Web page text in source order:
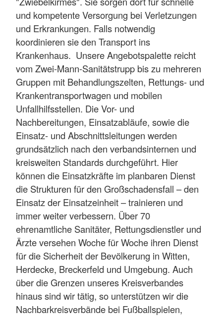
und kompetente Versorgung bei Verletzungen
und Erkrankungen. Falls notwendig
koordinieren sie den Transport ins
Krankenhaus. Unsere Angebotspalette reicht
vom Zwei-Mann-Sanitätstrupp bis zu mehreren
Gruppen mit Behandlungszelten, Rettungs- und
Krankentransportwagen und mobilen
Unfallhilfsstellen. Die Vor- und
Nachbereitungen, Einsatzabläufe, sowie die
Einsatz- und Abschnittsleitungen werden
grundsätzlich nach den verbandsinternen und
kreisweiten Standards durchgeführt. Hier
können die Einsatzkräfte im planbaren Dienst
die Strukturen für den Großschadensfall – den
Einsatz der Einsatzeinheit – trainieren und
immer weiter verbessern. Über 70
ehrenamtliche Sanitäter, Rettungsdienstler und
Ärzte versehen Woche für Woche ihren Dienst
für die Sicherheit der Bevölkerung in Witten,
Herdecke, Breckerfeld und Umgebung. Auch
über die Grenzen unseres Kreisverbandes
hinaus sind wir tätig, so unterstützen wir die
Nachbarkreisverbände bei Fußballspielen,